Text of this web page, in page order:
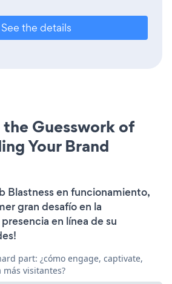
See the details
the Guesswork of
Your Brand
Blastness en funcionamiento,
gran desafío en la
en línea de su
part: ¿cómo engage, captivate,
más visitantes?